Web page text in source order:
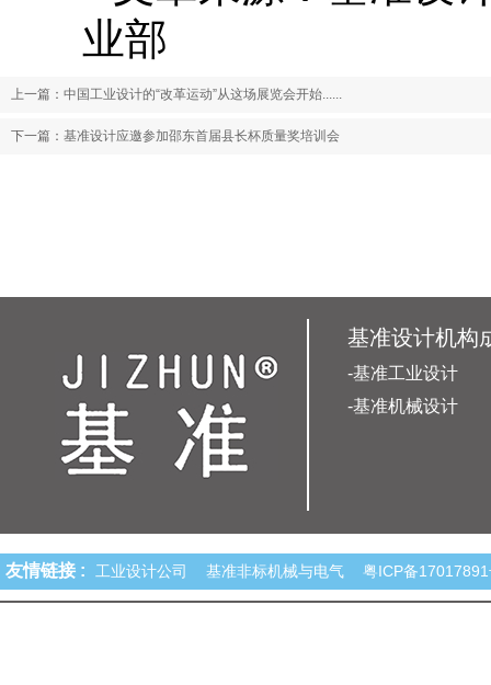
业部
上一篇： 中国工业设计的“改革运动”从这场展览会开始......
下一篇： 基准设计应邀参加邵东首届县长杯质量奖培训会
基准设计机构
-基准工业设计
-基准机械设计
友情链接 : 工业设计公司 基准非标机械与电气 粤ICP备